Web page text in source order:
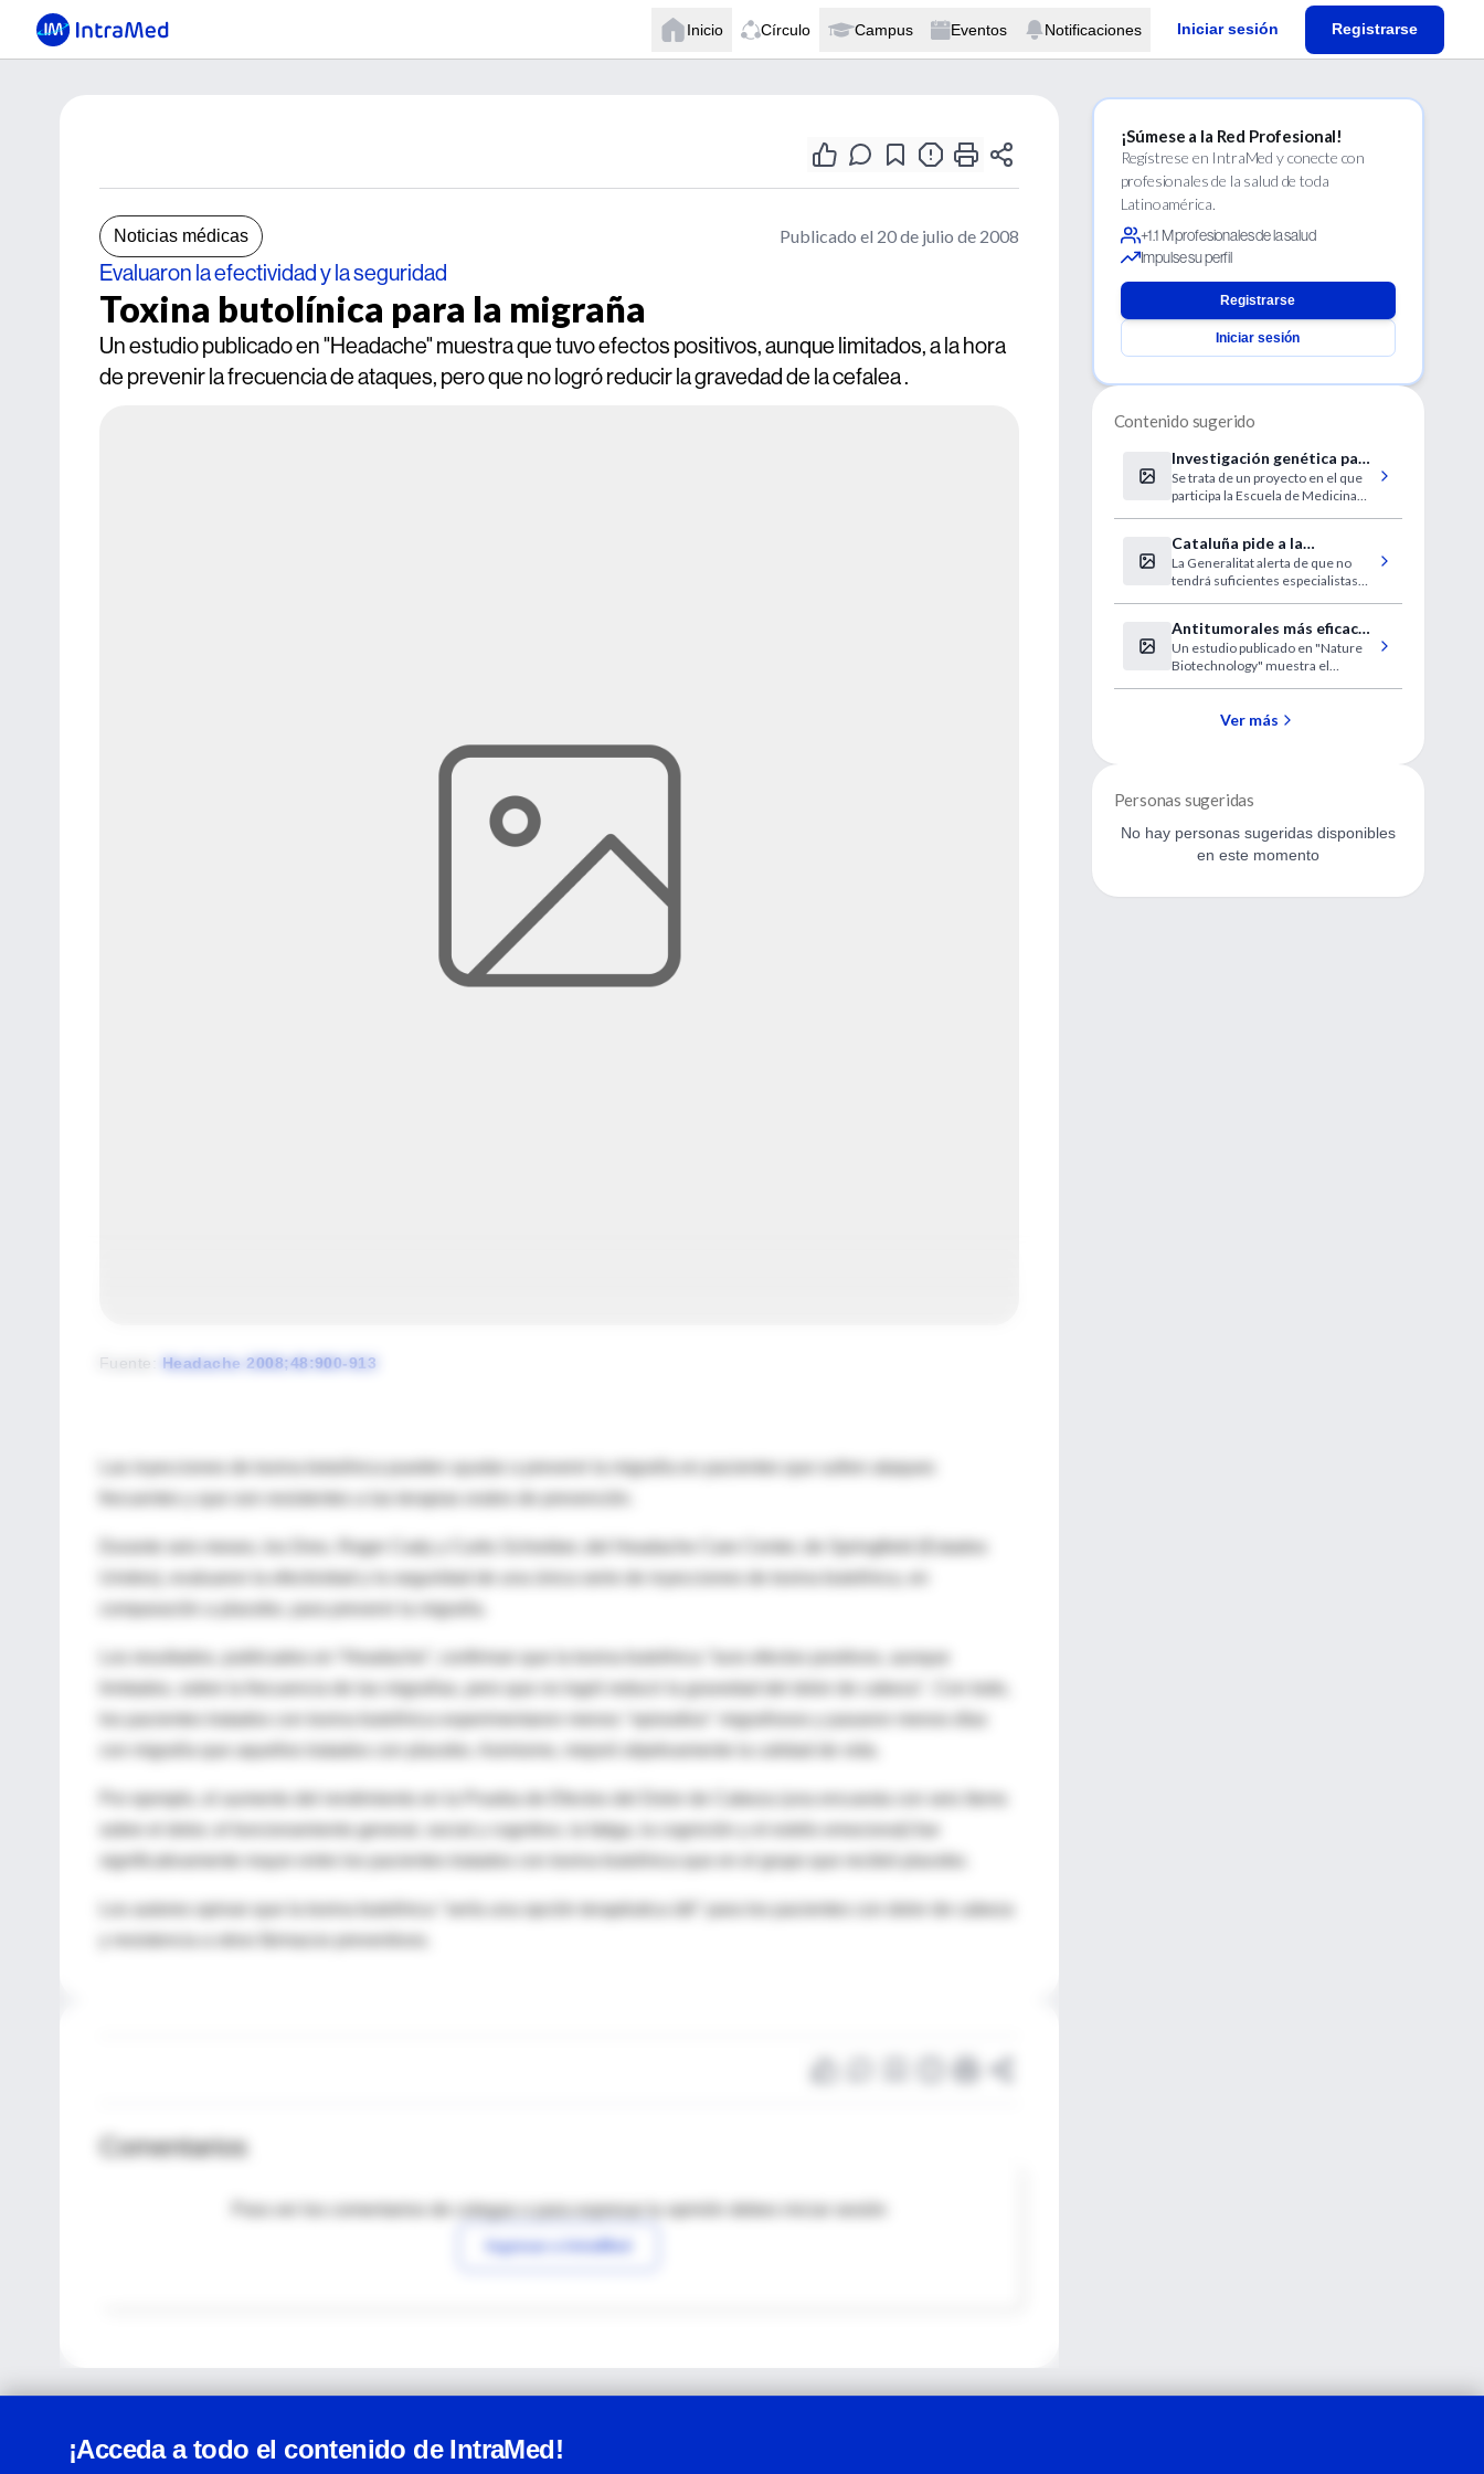
Inicio Círculo Campus Eventos Notificaciones Iniciar sesión Registrarse
Noticias médicas Publicado el 20 de julio de 2008
Evaluaron la efectividad y la seguridad
Toxina butolínica para la migraña
Un estudio publicado en "Headache" muestra que tuvo efectos positivos, aunque limitados, a la hora
de prevenir la frecuencia de ataques, pero que no logró reducir la gravedad de la cefalea .
Fuente Headache 2008;48:900-913
Las inyecciones de toxina botulínica pueden ayudar a prevenir la migraña en pacientes que sufren ataques
frecuentes y que son resistentes a las terapias orales de prevención.
Durante seis meses, los Dres. Roger Cady y Curtis Schreiber, del Headache Care Center, de Springfield (Estados
Unidos), evaluaron la efectividad y la seguridad de una única serie de inyecciones de toxina butolínica, en
comparación a placebo, para prevenir la migraña.
Los resultados, publicados en “Headache”, confirman que la toxina butolínica "tuvo efectos positivos, aunque
limitados, sobre la frecuencia de las migrañas, pero que no logró reducir la gravedad del dolor de cabeza". Con todo,
los pacientes tratados con toxina butolínica experimentaron menos "episodios" migrañosos y pasaron menos días
con migraña que aquellos tratados con placebo. Asimismo, mejoró objetivamente la calidad de vida.
sobre el dolor, el funcionamiento general, social y cognitivo, la fatiga, la cognición y el estrés emocional) fue
significativamente mayor entre los pacientes tratados con toxina butolínica que en el grupo que recibió placebo.
Los autores opinan que la toxina butolínica "sería una opción terapéutica útil" para los pacientes con dolor de cabeza
Comentarios
Para ver los comentarios de colegas o para expresar tu opinión debes iniciar sesión
Ingresar a IntraMed
¡Acceda a todo el contenido de IntraMed!
¡Súmese a la Red Profesional!
Regístrese en IntraMed y conecte con
profesionales de la salud de toda
Latinoamérica.
+1.1 M profesionales de la salud
Impulse su perfil
Registrarse
Iniciar sesión
Contenido sugerido
Investigación genética para
conocer el deporte más
adecuado
Se trata de un proyecto en el que
participa la Escuela de Medicina
Cataluña pide a la
desesperada médicos
extranjeros sin homologar
La Generalitat alerta de que no
tendrá suficientes especialistas
Antitumorales más eficaces
y con menos efectos
secundarios
Un estudio publicado en "Nature
Biotechnology" muestra el
en el tratamiento del cáncer.
Ver más
Personas sugeridas
No hay personas sugeridas disponibles
en este momento